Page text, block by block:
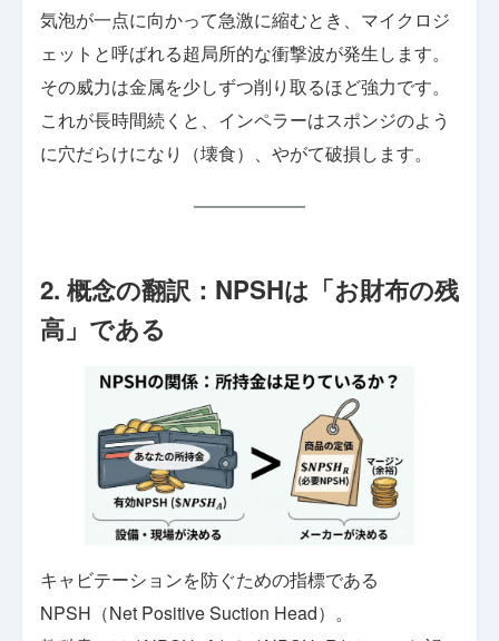
気泡が一点に向かって急激に縮むとき、マイクロジ
ェットと呼ばれる超局所的な衝撃波が発生します。
その威力は金属を少しずつ削り取るほど強力です。
これが長時間続くと、インペラーはスポンジのよう
に穴だらけになり（壊食）、やがて破損します。
2. 概念の翻訳：NPSHは「お財布の残
高」である
キャビテーションを防ぐための指標である
NPSH（Net Positive Suction Head）。